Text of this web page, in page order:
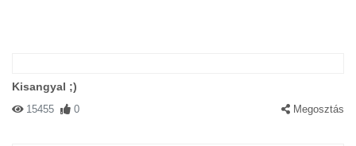
Kisangyal ;)
15455 0 Megosztás